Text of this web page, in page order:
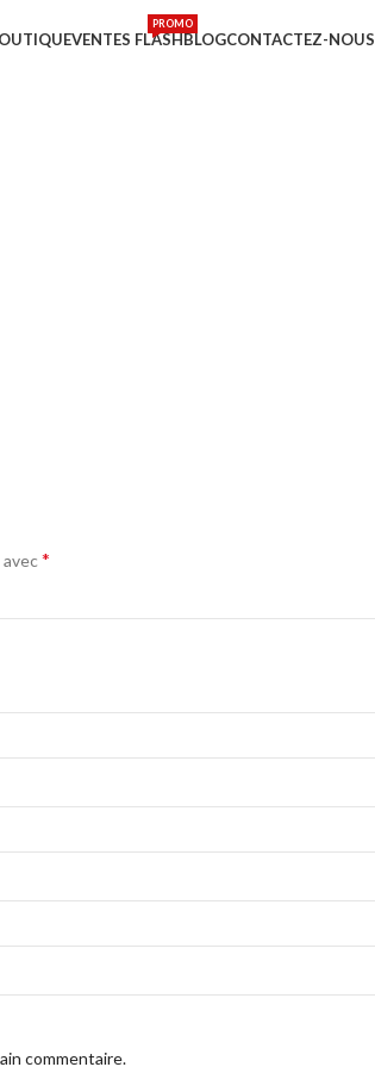
VENTES FLASH
PROMO
BLOGCONTACTEZ-NOUS
*
commentaire.